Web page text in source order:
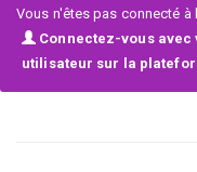
danza urbana!
Vous n'êtes pas connecté à
Connectez-vous
utilisateur sur la